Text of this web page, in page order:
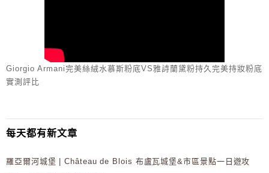
Giorgio Armani完美絲絨水慕斯粉底VS雅詩蘭黛粉持久完美持妝粉底
實測評比
每天都有新文章
羅亞爾河城堡 | Château de Blois 布盧瓦城堡&市區景點一日遊攻